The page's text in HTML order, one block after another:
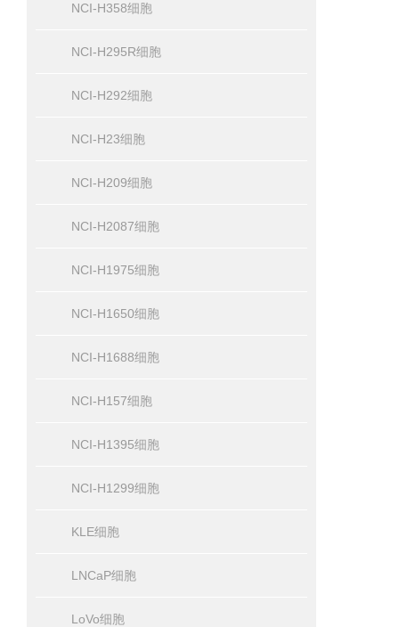
NCI-H358细胞
NCI-H295R细胞
NCI-H292细胞
NCI-H23细胞
NCI-H209细胞
NCI-H2087细胞
NCI-H1975细胞
NCI-H1650细胞
NCI-H1688细胞
NCI-H157细胞
NCI-H1395细胞
NCI-H1299细胞
KLE细胞
LNCaP细胞
LoVo细胞